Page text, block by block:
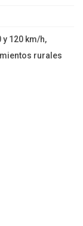
120 km/h,
rurales